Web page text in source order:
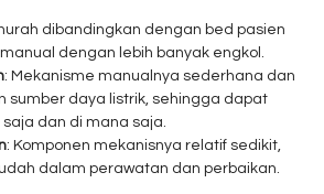
dibandingkan dengan bed pasien
dengan lebih banyak engkol.
: Mekanisme manualnya sederhana dan
sumber daya listrik, sehingga dapat
dan di mana saja.
: Komponen mekanisnya relatif sedikit,
dalam perawatan dan perbaikan.